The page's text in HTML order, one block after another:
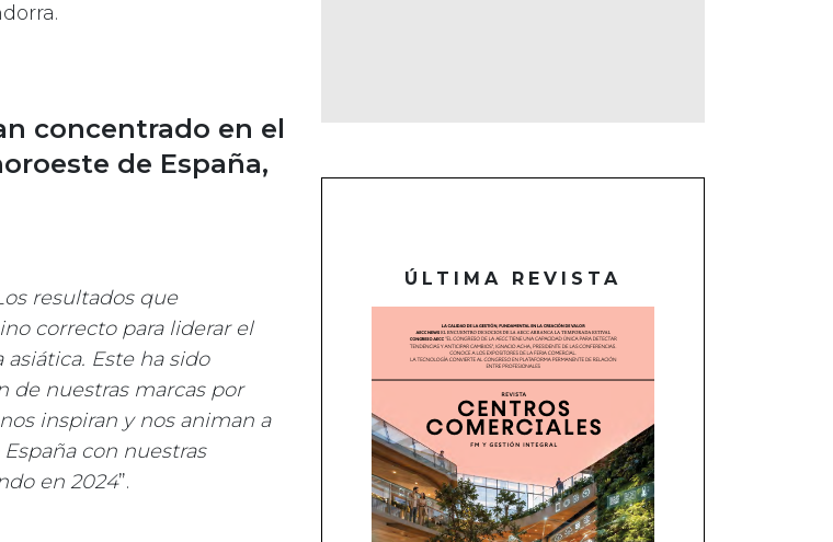
concentrado en el
de España,
resultados que
correcto para liderar el
Este ha sido
de nuestras marcas por
inspiran y nos animan a
con nuestras
en 2024”.
ÚLTIMA REVISTA